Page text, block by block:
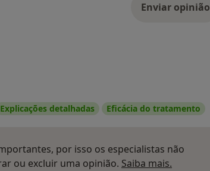
Enviar opinião
Explicações detalhadas Eficácia do tratamento
por isso os especialistas não
ou excluir uma opinião. Saiba mais.